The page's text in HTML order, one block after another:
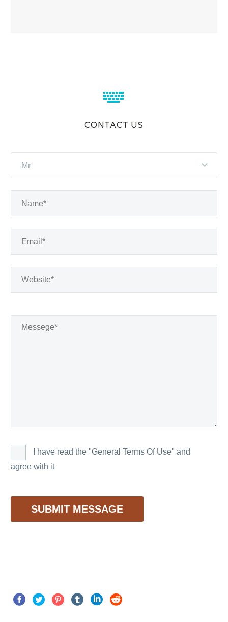


CONTACT US
Mr
I have read the "General Terms Of Use" and
agree with it